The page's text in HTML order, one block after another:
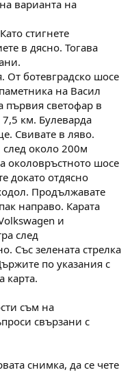
варианта на
стигнете
в дясно. Тогава
От ботевградско шосе
на Васил
първия светофар в
км. Булеварда
Свивате в ляво.
около 200м
околовръстното шосе
докато отдясно
Продължавате
направо. Карата
и
след
Със зелената стрелка
по указания с
карта.
съм на
свързани с
снимка, да се чете